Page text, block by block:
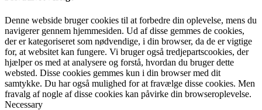
Denne webside bruger cookies til at forbedre din oplevelse, mens du
navigerer gennem hjemmesiden. Ud af disse gemmes de cookies,
der er kategoriseret som nødvendige, i din browser, da de er vigtige
for, at websitet kan fungere. Vi bruger også tredjepartscookies, der
hjælper os med at analysere og forstå, hvordan du bruger dette
websted. Disse cookies gemmes kun i din browser med dit
samtykke. Du har også mulighed for at fravælge disse cookies. Men
fravalg af nogle af disse cookies kan påvirke din browseroplevelse.
Necessary